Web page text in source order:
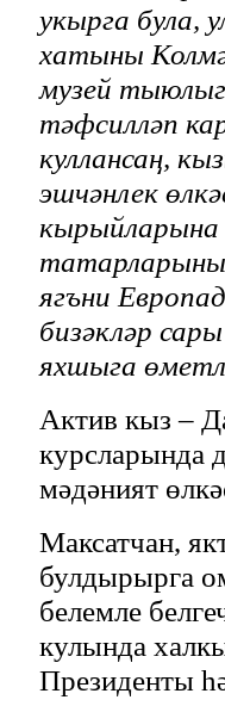
укырга була,
хатыны
музей
тәфсилләп
куллансаң,
эшчәнлек
кырыйларына
ягъни
бизәкләр
яхшыга
Актив кыз –
курсларында
мәдәният
Максатчан,
булдырырга
белемле
кулында
Президенты